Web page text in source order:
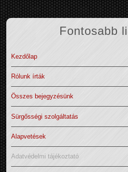
Fontosabb
Kezdőlap
Rólunk írták
Összes bejegyzésünk
Sürgősségi szolgáltatás
Alapvetések
Adatvédelmi tájékoztató